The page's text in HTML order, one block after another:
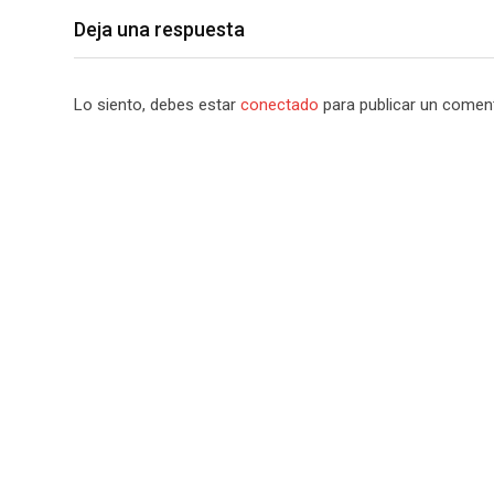
Deja una respuesta
Lo siento, debes estar conectado para publicar un